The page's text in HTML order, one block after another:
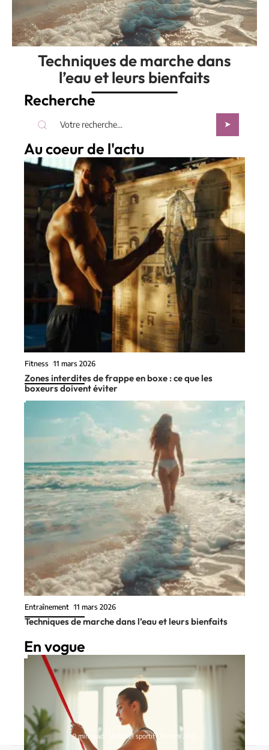
Techniques de marche dans
l’eau et leurs bienfaits
Recherche
Au coeur de l'actu
Fitness 11 mars 2026
Zones interdites de frappe en boxe : ce que les
boxeurs doivent éviter
Entraînement 11 mars 2026
Techniques de marche dans l’eau et leurs bienfaits
En vogue
9 min read Matériel sportif 11 mars 2026